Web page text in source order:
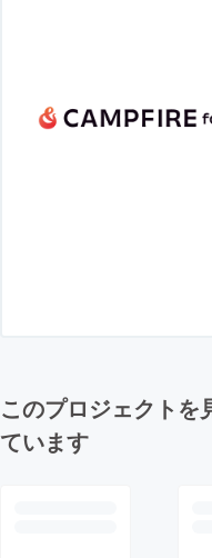
このプロジェクトを
ています